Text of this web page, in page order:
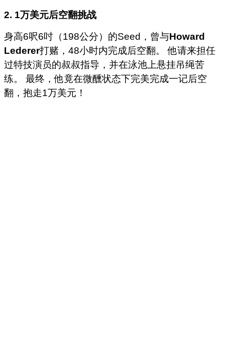
2. 1万美元后空翻挑战
身高6呎6吋（198公分）的Seed，曾与Howard
Lederer打赌，48小时内完成后空翻。 他请来担任
过特技演员的叔叔指导，并在泳池上悬挂吊绳苦
练。 最终，他竟在微醺状态下完美完成一记后空
翻，抱走1万美元！